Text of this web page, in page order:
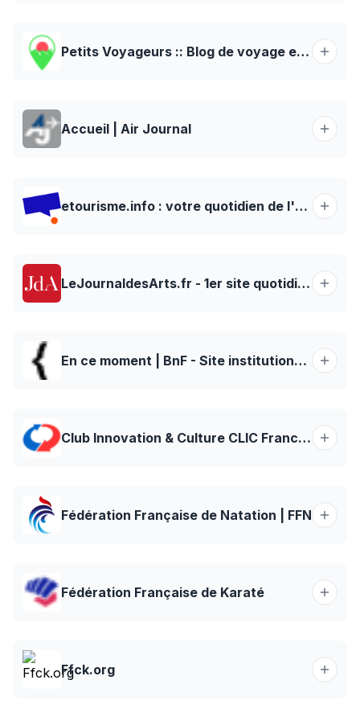
Petits Voyageurs :: Blog de voyage et carnets de route
Accueil | Air Journal
etourisme.info : votre quotidien de l'e-tourisme
LeJournaldesArts.fr - 1er site quotidien sur l'actualité du monde de l'art et son marché
En ce moment | BnF - Site institutionnel
Club Innovation & Culture CLIC France – L'innovation technologique et sociale au service du patrimoine et de la culture
Fédération Française de Natation | FFN
Fédération Française de Karaté
Ffck.org